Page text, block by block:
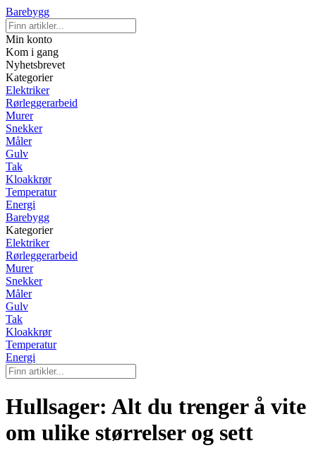
Barebygg
Min konto
Kom i gang
Nyhetsbrevet
Kategorier
Elektriker
Rørleggerarbeid
Murer
Snekker
Måler
Gulv
Tak
Kloakkrør
Temperatur
Energi
Barebygg
Kategorier
Elektriker
Rørleggerarbeid
Murer
Snekker
Måler
Gulv
Tak
Kloakkrør
Temperatur
Energi
Hullsager: Alt du trenger å vite
om ulike størrelser og sett